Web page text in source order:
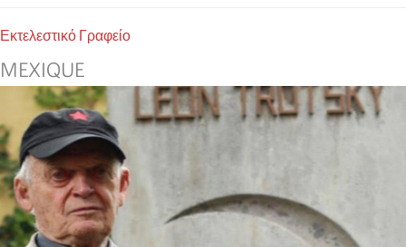
Εκτελεστικό Γραφείο
MEXIQUE